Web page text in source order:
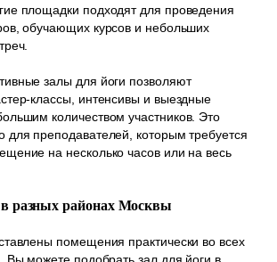
площадки подходят для проведения
обучающих курсов и небольших
залы для йоги позволяют
классы, интенсивы и выездные
количеством участников. Это
для преподавателей, которым требуется
на несколько часов или на весь
разных районах Москвы
помещения практически во всех